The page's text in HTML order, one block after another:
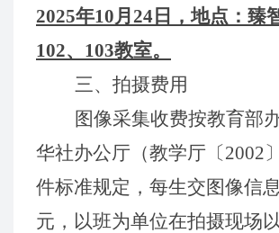
2025年10月 24 日，地点：臻
102、103教室。
三、拍摄费用
图像采集收费按教育部
华社办公厅（教学厅〔2002
件标准规定，每生交图像信
元，以班为单位在拍摄现场